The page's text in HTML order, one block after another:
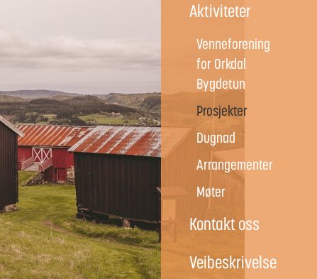
Aktiviteter
Venneforening
for Orkdal
Bygdetun
Prosjekter
Dugnad
Arrangementer
Møter
Kontakt oss
Veibeskrivelse